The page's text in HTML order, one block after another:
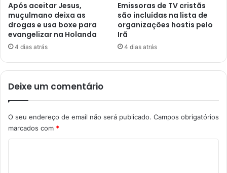
Após aceitar Jesus,
muçulmano deixa as
drogas e usa boxe para
evangelizar na Holanda
4 dias atrás
Emissoras de TV cristãs
são incluídas na lista de
organizações hostis pelo
Irã
4 dias atrás
Deixe um comentário
O seu endereço de email não será publicado. Campos obrigatórios
marcados com *